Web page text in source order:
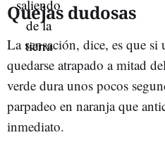
Quejas dudosas
La sensación, dice, es que si
quedarse atrapado a mitad
verde dura unos pocos
parpadeo en naranja que
inmediato.